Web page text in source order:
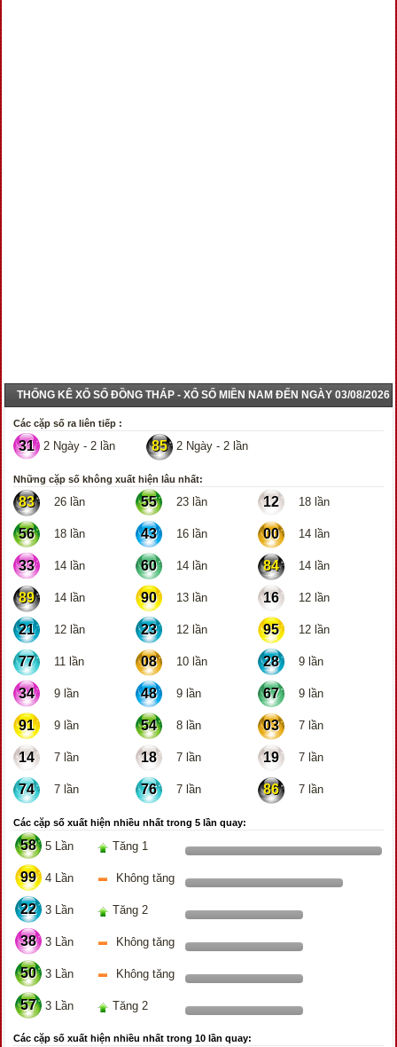
THỐNG KÊ XỔ SỐ ĐỒNG THÁP - XỔ SỐ MIỀN NAM ĐẾN NGÀY 03/08/2026
Các cặp số ra liên tiếp :
31 2 Ngày - 2 lần 85 2 Ngày - 2 lần
Những cặp số không xuất hiện lâu nhất:
83 26 lần 55 23 lần 12 18 lần
56 18 lần 43 16 lần 00 14 lần
33 14 lần 60 14 lần 84 14 lần
89 14 lần 90 13 lần 16 12 lần
21 12 lần 23 12 lần 95 12 lần
77 11 lần 08 10 lần 28 9 lần
34 9 lần 48 9 lần 67 9 lần
91 9 lần 54 8 lần 03 7 lần
14 7 lần 18 7 lần 19 7 lần
74 7 lần 76 7 lần 86 7 lần
Các cặp số xuất hiện nhiều nhất trong 5 lần quay:
58 5 Lần Tăng 1
99 4 Lần Không tăng
22 3 Lần Tăng 2
38 3 Lần Không tăng
50 3 Lần Không tăng
57 3 Lần Tăng 2
Các cặp số xuất hiện nhiều nhất trong 10 lần quay: